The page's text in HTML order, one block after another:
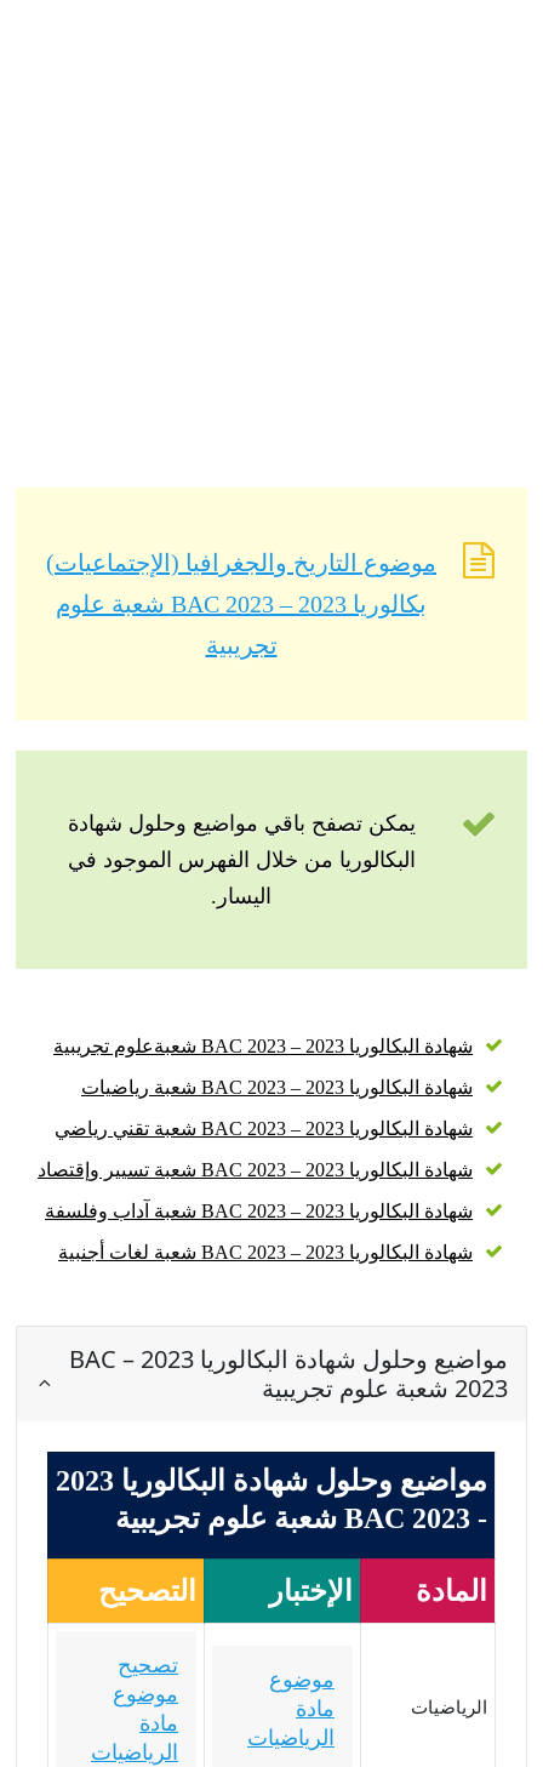
موضوع التاريخ والجغرافيا (الإجتماعيات)
بكالوريا 2023 – BAC 2023 شعبة علوم
تجريبية
يمكن تصفح باقي مواضيع وحلول شهادة
البكالوريا من خلال الفهرس الموجود في
اليسار.
شهادة البكالوريا 2023 – BAC 2023 شعبةعلوم تجريبية
شهادة البكالوريا 2023 – BAC 2023 شعبة رياضيات
شهادة البكالوريا 2023 – BAC 2023 شعبة تقني رياضي
شهادة البكالوريا 2023 – BAC 2023 شعبة تسيير وإقتصاد
شهادة البكالوريا 2023 – BAC 2023 شعبة آداب وفلسفة
شهادة البكالوريا 2023 – BAC 2023 شعبة لغات أجنبية
مواضيع وحلول شهادة البكالوريا 2023 – BAC
2023 شعبة علوم تجريبية
مواضيع وحلول شهادة البكالوريا 2023
- BAC 2023 شعبة علوم تجريبية
المادة الإختبار التصحيح
الرياضيات
موضوع
مادة
الرياضيات
تصحيح
موضوع
مادة
الرياضيات